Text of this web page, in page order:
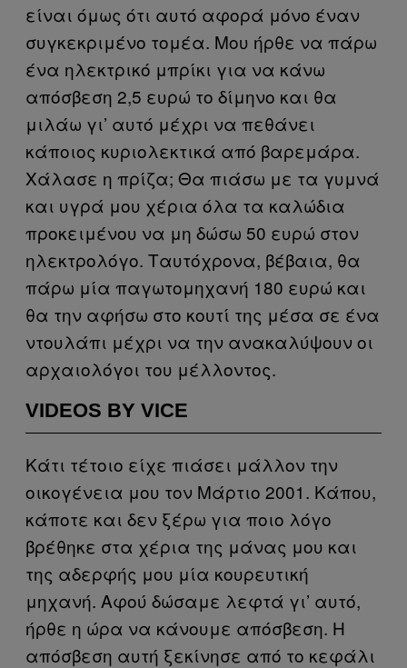
είναι όμως ότι αυτό αφορά μόνο έναν
συγκεκριμένο τομέα. Μου ήρθε να πάρω
ένα ηλεκτρικό μπρίκι για να κάνω
απόσβεση 2,5 ευρώ το δίμηνο και θα
μιλάω γι’ αυτό μέχρι να πεθάνει
κάποιος κυριολεκτικά από βαρεμάρα.
Χάλασε η πρίζα; Θα πιάσω με τα γυμνά
και υγρά μου χέρια όλα τα καλώδια
προκειμένου να μη δώσω 50 ευρώ στον
ηλεκτρολόγο. Ταυτόχρονα, βέβαια, θα
πάρω μία παγωτομηχανή 180 ευρώ και
θα την αφήσω στο κουτί της μέσα σε ένα
ντουλάπι μέχρι να την ανακαλύψουν οι
αρχαιολόγοι του μέλλοντος.
VIDEOS BY VICE
Κάτι τέτοιο είχε πιάσει μάλλον την
οικογένεια μου τον Μάρτιο 2001. Κάπου,
κάποτε και δεν ξέρω για ποιο λόγο
βρέθηκε στα χέρια της μάνας μου και
της αδερφής μου μία κουρευτική
μηχανή. Αφού δώσαμε λεφτά γι’ αυτό,
ήρθε η ώρα να κάνουμε απόσβεση. Η
απόσβεση αυτή ξεκίνησε από το κεφάλι